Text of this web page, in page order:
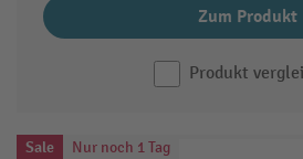
Zum Produkt
Produkt
Sale Nur noch 1 Tag